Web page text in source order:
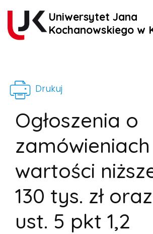
Uniwersytet Jana
Kochanowskiego w
Drukuj
Ogłoszenia o
wartości
130 tys. zł
ust. 5 pkt 1,2